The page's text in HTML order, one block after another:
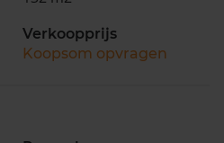
Verkoopprijs
Koopsom opvragen